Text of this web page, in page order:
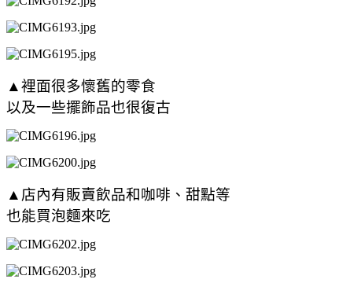
▲裡面很多懷舊的零食
以及一些擺飾品也很復古
▲店內有販賣飲品和咖啡、甜點等
也能買泡麵來吃